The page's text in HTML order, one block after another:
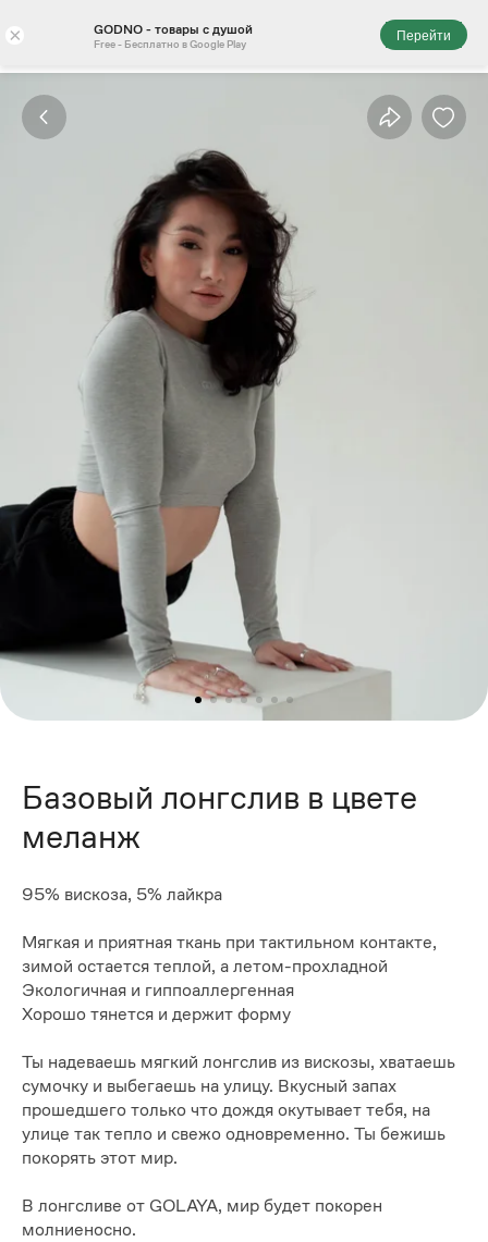
× GODNO - товары с душой
Free - Бесплатно в Google Play
Перейти
Базовый лонгслив в цвете
меланж
95% вискоза, 5% лайкра
Мягкая и приятная ткань при тактильном контакте,
зимой остается теплой, а летом-прохладной
Экологичная и гиппоаллергенная
Хорошо тянется и держит форму
Ты надеваешь мягкий лонгслив из вискозы, хватаешь
сумочку и выбегаешь на улицу. Вкусный запах
прошедшего только что дождя окутывает тебя, на
улице так тепло и свежо одновременно. Ты бежишь
покорять этот мир.
В лонгсливе от GOLAYA, мир будет покорен
молниеносно.